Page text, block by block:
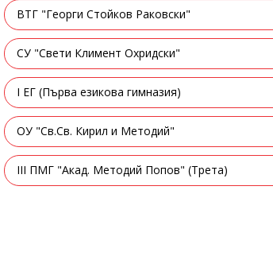
ВТГ "Георги Стойков Раковски"
СУ "Свети Климент Охридски"
I ЕГ (Първа езикова гимназия)
ОУ "Св.Св. Кирил и Методий"
III ПМГ "Акад. Методий Попов" (Трета)